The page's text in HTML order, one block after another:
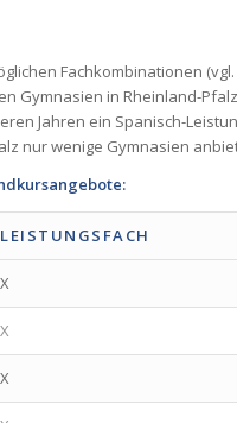
Fachkombinationen
Gymnasien in Rheinland-
Jahren ein Spanisch-
nur wenige Gymnasien
LEISTUNGSFACH
X
X
X